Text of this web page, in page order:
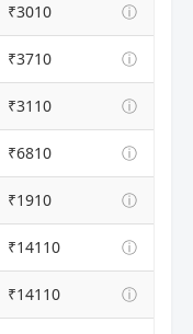
₹3010 ⓘ
₹3710 ⓘ
₹3110 ⓘ
₹6810 ⓘ
₹1910 ⓘ
₹14110 ⓘ
₹14110 ⓘ